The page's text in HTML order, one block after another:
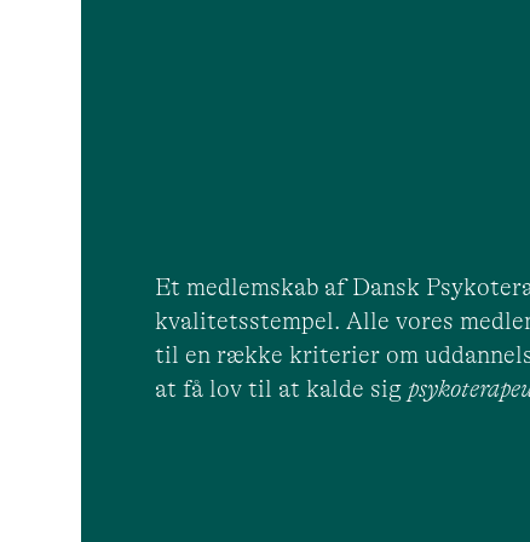
Et medlemskab af Dansk
kvalitetsstempel. Alle vores
til en række kriterier om
at få lov til at kalde sig